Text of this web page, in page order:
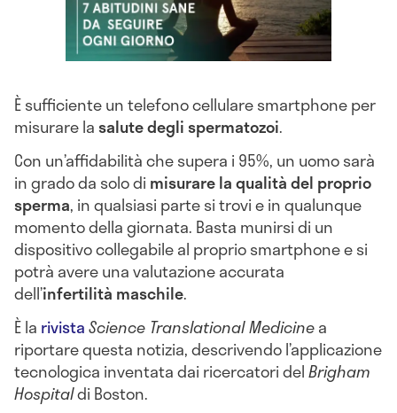
È sufficiente un telefono cellulare smartphone per
misurare lasalute degli spermatozoi.
Con un’affidabilità che supera i 95%, un uomo sarà
in grado da solo di misurare la qualità del proprio
sperma, in qualsiasi parte si trovi e in qualunque
momento della giornata. Basta munirsi di un
dispositivo collegabile al proprio smartphone e si
potrà avere una valutazione accurata
dell’infertilità maschile.
È la rivistaScience Translational Medicinea
riportare questa notizia, descrivendo l’applicazione
tecnologica inventata dai ricercatori delBrigham
Hospitaldi Boston.